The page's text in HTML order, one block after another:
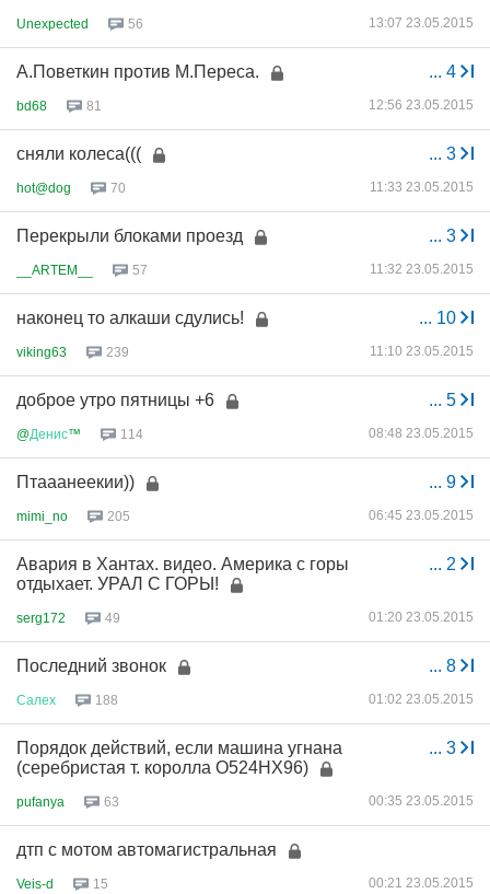
Unexpected 56 13:07 23.05.2015
... 4
А.Поветкин против М.Переса.
bd68 81 12:56 23.05.2015
... 3
сняли колеса(((
hot@dog 70 11:33 23.05.2015
... 3
Перекрыли блоками проезд
__ARTEM__ 57 11:32 23.05.2015
... 10
наконец то алкаши сдулись!
viking63 239 11:10 23.05.2015
... 5
доброе утро пятницы +6
@Денис™ 114 08:48 23.05.2015
... 9
Птааанеекии))
mimi_no 205 06:45 23.05.2015
... 2
Авария в Хантах. видео. Америка с горы
отдыхает. УРАЛ С ГОРЫ!
serg172 49 01:20 23.05.2015
... 8
Последний звонок
Салех 188 01:02 23.05.2015
... 3
Порядок действий, если машина угнана
(серебристая т. королла О524НХ96)
pufanya 63 00:35 23.05.2015
дтп с мотом автомагистральная
Veis-d 15 00:21 23.05.2015